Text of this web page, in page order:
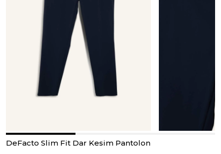
DeFacto Slim Fit Dar Kesim Pantolon